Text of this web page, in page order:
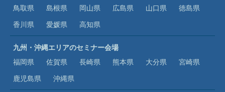
鳥取県
島根県 岡山県 広島県 山口県
徳島県
香川県
愛媛県 高知県
九州・沖縄エリアのセミナー会場
福岡県
佐賀県 長崎県 熊本県 大分県
宮崎県
鹿児島県
沖縄県